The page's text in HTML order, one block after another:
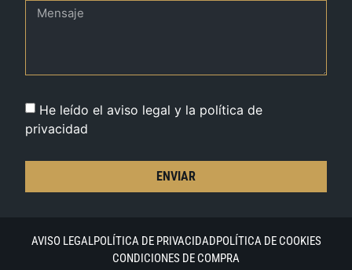
He leído el aviso legal y la política de
privacidad
ENVIAR
AVISO LEGALPOLÍTICA DE PRIVACIDADPOLÍTICA DE COOKIES
CONDICIONES DE COMPRA